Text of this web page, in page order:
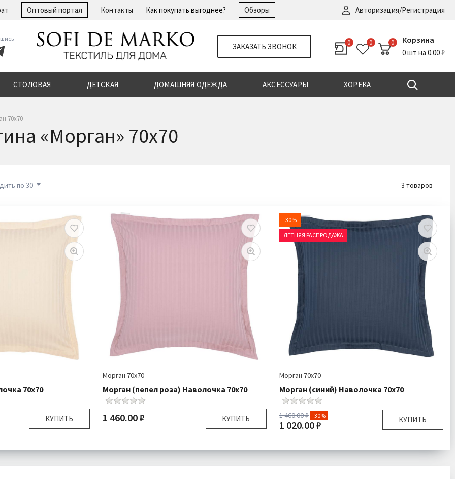
Оптовый портал Контакты Как покупать выгоднее? Обзоры Авторизация/Регистрация
ЗАКАЗАТЬ ЗВОНОК 0 0 0 Корзина
0 шт на 0.00 ₽
СТОЛОВАЯ ДЕТСКАЯ ДОМАШНЯЯ ОДЕЖДА АКСЕССУАРЫ ХОРЕКА
Регистрация
70х70
«Морган» 70x70
по 30 3 товаров
70х70
КУПИТЬ
Морган 70х70
Морган (пепел роза) Наволочка 70х70
1 460.00 ₽ КУПИТЬ
-30%
ЛЕТНЯЯ РАСПРОДАЖА
Морган 70х70
Морган (синий) Наволочка 70х70
1 460.00 ₽ -30%
1 020.00 ₽ КУПИТЬ
Размер:
70х70 см